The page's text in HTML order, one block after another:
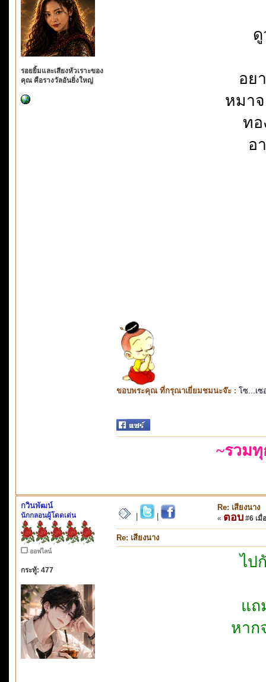
รอยยิ้มและเสียงหัวเราะของ
คุณ คือรางวัลอันยิ่งใหญ่
ดู
อย
หมา
ทอ
อ
ขอบพระคุณ ที่กรุณาเยี่ยมชมนะจ๊ะ : โซ...เซ
~รวม
กวินพัฒน์
นักกลอนผู้โดดเด่น
ออฟไลน์
กระทู้: 477
Re: เสียงนาง
« ตอบ #6 เมื่
Re: เสียงนาง
ไป
แถ
หาก